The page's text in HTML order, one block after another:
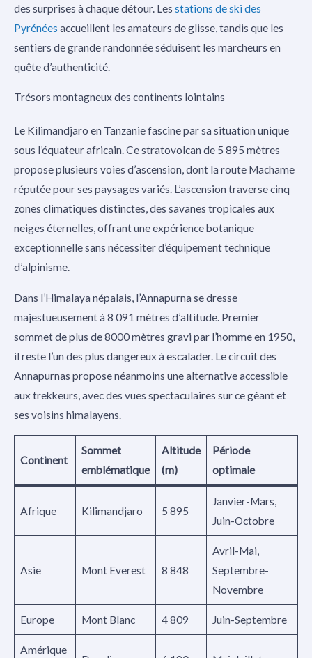
des surprises à chaque détour. Les stations de ski des
Pyrénées accueillent les amateurs de glisse, tandis que les
sentiers de grande randonnée séduisent les marcheurs en
quête d’authenticité.
Trésors montagneux des continents lointains
Le Kilimandjaro en Tanzanie fascine par sa situation unique
sous l’équateur africain. Ce stratovolcan de 5 895 mètres
propose plusieurs voies d’ascension, dont la route Machame
réputée pour ses paysages variés. L’ascension traverse cinq
zones climatiques distinctes, des savanes tropicales aux
neiges éternelles, offrant une expérience botanique
exceptionnelle sans nécessiter d’équipement technique
d’alpinisme.
Dans l’Himalaya népalais, l’Annapurna se dresse
majestueusement à 8 091 mètres d’altitude. Premier
sommet de plus de 8000 mètres gravi par l’homme en 1950,
il reste l’un des plus dangereux à escalader. Le circuit des
Annapurnas propose néanmoins une alternative accessible
aux trekkeurs, avec des vues spectaculaires sur ce géant et
ses voisins himalayens.
Continent
Sommet
emblématique
Altitude
(m)
Période
optimale
Afrique Kilimandjaro 5 895
Janvier-Mars,
Juin-Octobre
Asie Mont Everest 8 848
Avril-Mai,
Septembre-
Novembre
Europe Mont Blanc 4 809 Juin-Septembre
Amérique